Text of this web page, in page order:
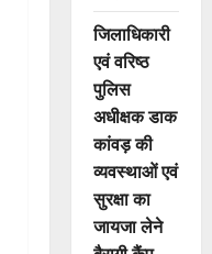
जिलाधिकारी
एवं वरिष्ठ
पुलिस
अधीक्षक डाक
कांवड़ की
व्यवस्थाओं एवं
सुरक्षा का
जायजा लेने